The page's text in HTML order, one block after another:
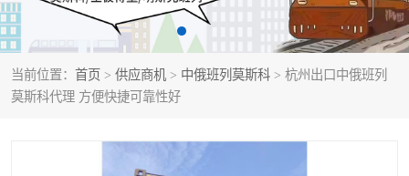
当前位置： 首页 > 供应商机 > 中俄班列莫斯科 > 杭州出口中俄班列
莫斯科代理 方便快捷可靠性好
食品进口物流清关 南美海运
化妆品进口清关物流